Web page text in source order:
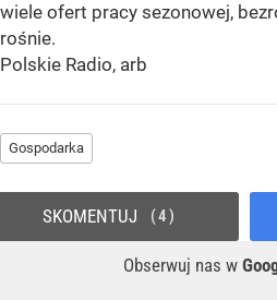
wiele ofert pracy sezonowej,
rośnie.
Polskie Radio, arb
Gospodarka
Obserwuj nas w
SKOMENTUJ 4